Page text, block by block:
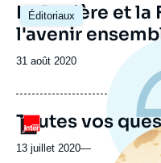
Éditoriaux
Image
principale
La Bavière et la
l'avenir
Date
publication
31 août 2020
Logo
Toutes vos
13 juillet 2020—
Image
principale